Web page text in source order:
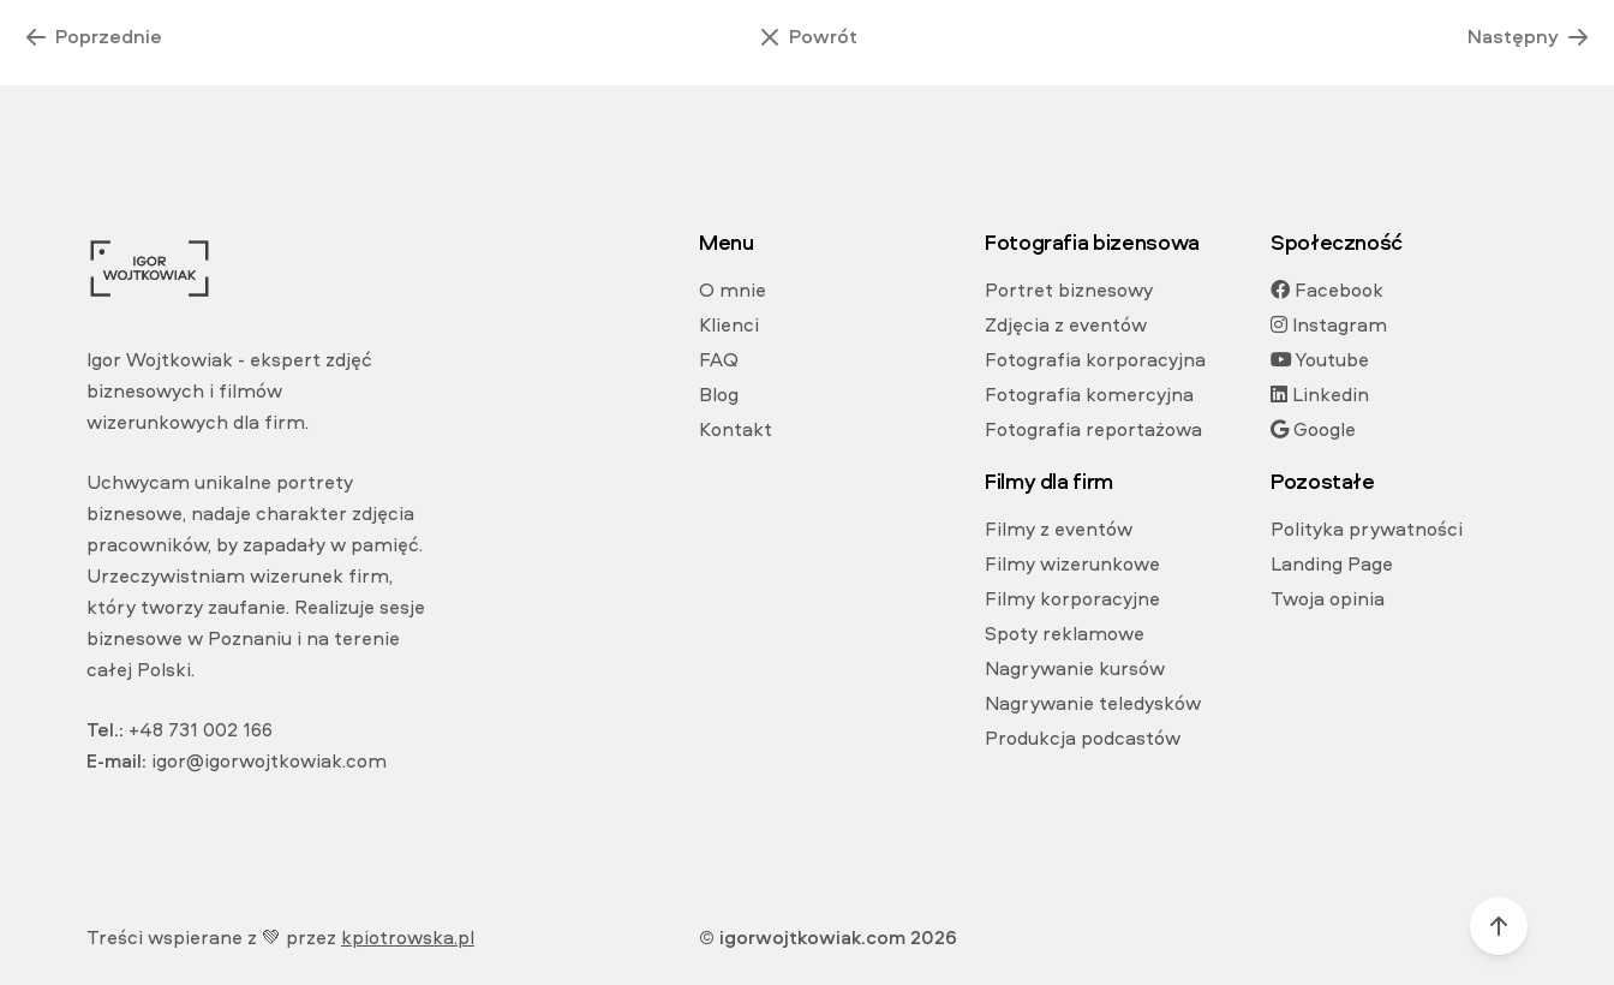
Poprzednie Powrót Następny
Igor Wojtkowiak - ekspert zdjęć
biznesowych i filmów
wizerunkowych dla firm.
Uchwycam unikalne portrety
biznesowe, nadaje charakter zdjęcia
pracowników, by zapadały w pamięć.
Urzeczywistniam wizerunek firm,
który tworzy zaufanie. Realizuje sesje
biznesowe w Poznaniu i na terenie
całej Polski.
Tel.: +48 731 002 166
E-mail: igor@igorwojtkowiak.com
Menu
O mnie
Klienci
FAQ
Blog
Kontakt
Fotografia bizensowa
Portret biznesowy
Zdjęcia z eventów
Fotografia korporacyjna
Fotografia komercyjna
Fotografia reportażowa
Filmy dla firm
Filmy z eventów
Filmy wizerunkowe
Filmy korporacyjne
Spoty reklamowe
Nagrywanie kursów
Nagrywanie teledysków
Produkcja podcastów
Społeczność
Facebook
Instagram
Youtube
Linkedin
Google
Pozostałe
Polityka prywatności
Landing Page
Twoja opinia
Treści wspierane z 💚 przez kpiotrowska.pl © igorwojtkowiak.com 2026